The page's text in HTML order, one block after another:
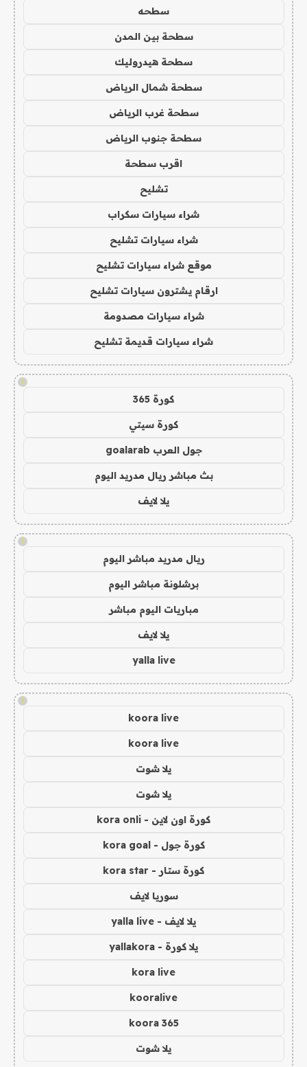
سطحه
سطحة بين المدن
سطحة هيدروليك
سطحة شمال الرياض
سطحة غرب الرياض
سطحة جنوب الرياض
اقرب سطحة
تشليح
شراء سيارات سكراب
شراء سيارات تشليح
موقع شراء سيارات تشليح
ارقام يشترون سيارات تشليح
شراء سيارات مصدومة
شراء سيارات قديمة تشليح
!
كورة 365
كورة سيتي
جول العرب goalarab
بث مباشر ريال مدريد اليوم
يلا لايف
!
ريال مدريد مباشر اليوم
برشلونة مباشر اليوم
مباريات اليوم مباشر
يلا لايف
yalla live
!
koora live
koora live
يلا شوت
يلا شوت
كورة اون لاين - kora onli
كورة جول - kora goal
كورة ستار - kora star
سوريا لايف
يلا لايف - yalla live
يلا كورة - yallakora
kora live
kooralive
koora 365
يلا شوت